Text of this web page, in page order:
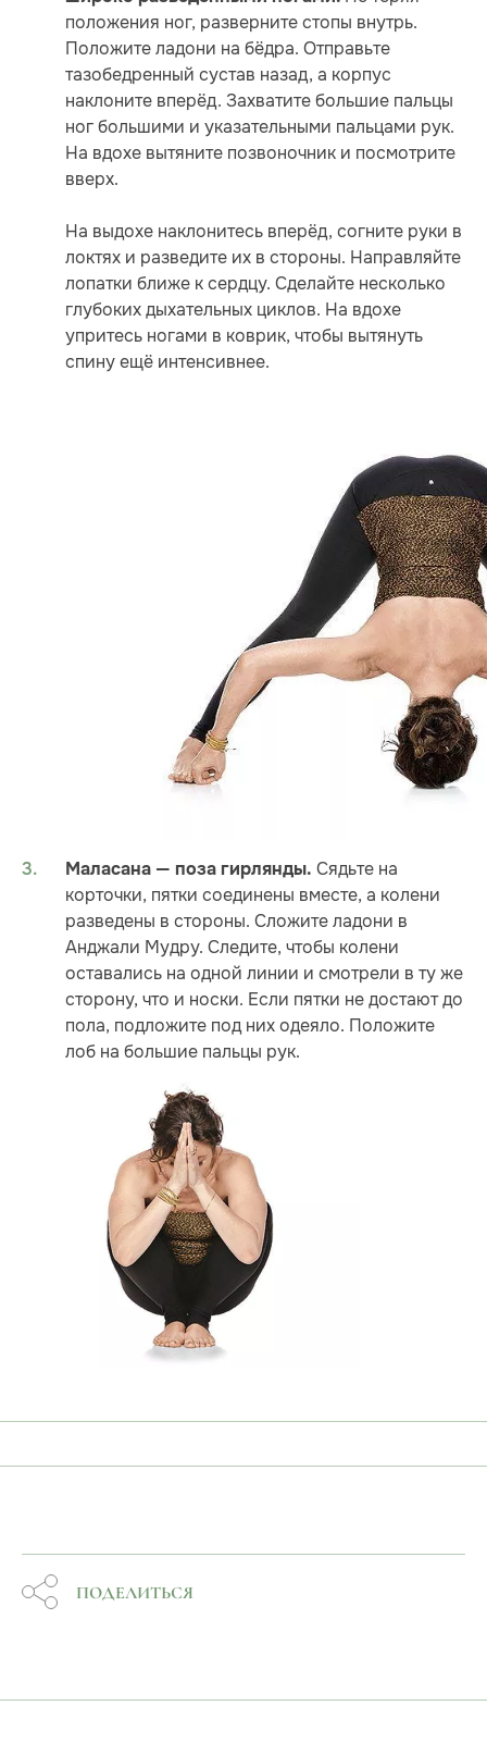
положения ног, разверните стопы внутрь.
Положите ладони на бёдра. Отправьте
тазобедренный сустав назад, а корпус
наклоните вперёд. Захватите большие пальцы
ног большими и указательными пальцами рук.
На вдохе вытяните позвоночник и посмотрите
вверх.
На выдохе наклонитесь вперёд, согните руки в
локтях и разведите их в стороны. Направляйте
лопатки ближе к сердцу. Сделайте несколько
глубоких дыхательных циклов. На вдохе
упритесь ногами в коврик, чтобы вытянуть
спину ещё интенсивнее.
Маласана — поза гирлянды. Сядьте на
корточки, пятки соединены вместе, а колени
разведены в стороны. Сложите ладони в
Анджали Мудру. Следите, чтобы колени
оставались на одной линии и смотрели в ту же
сторону, что и носки. Если пятки не достают до
пола, подложите под них одеяло. Положите
лоб на большие пальцы рук.
ПОДЕЛИТЬСЯ